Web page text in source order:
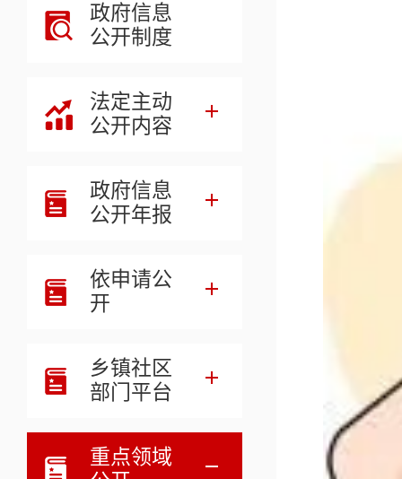
政府信息
公开制度
法定主动
公开内容
政府信息
公开年报
依申请公
开
乡镇社区
部门平台
重点领域